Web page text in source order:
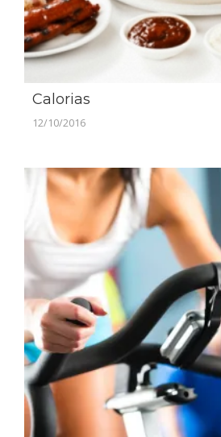
Calorias
12/10/2016